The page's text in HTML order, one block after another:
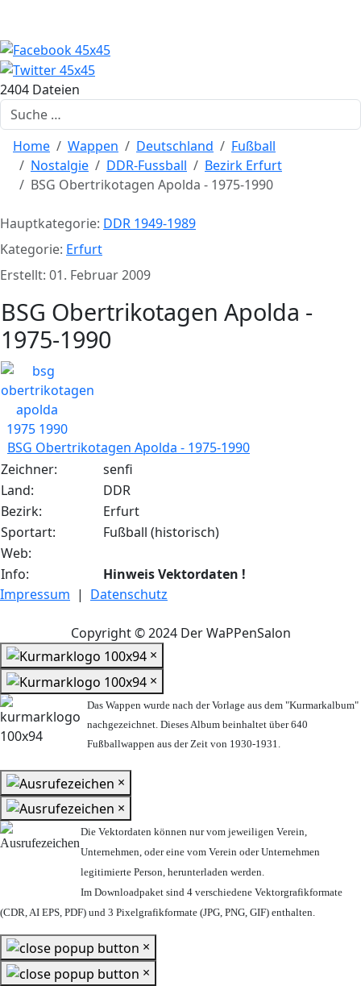
2404 Dateien
Suchen
Home Wappen Deutschland
Fußball
Nostalgie
DDR-Fussball
Bezirk Erfurt
BSG Obertrikotagen Apolda - 1975-1990
Hauptkategorie: DDR 1949-1989
Kategorie: Erfurt
Erstellt: 01. Februar 2009
BSG Obertrikotagen Apolda -
1975-1990
BSG Obertrikotagen Apolda - 1975-1990
Zeichner:
senfi
Land:
DDR
Bezirk:
Erfurt
Sportart:
Fußball (historisch)
Web:
Info:
Hinweis Vektordaten !
Impressum | Datenschutz
Copyright © 2024 Der WaPPenSalon
×
×
Das Wappen wurde nach der Vorlage aus dem "Kurmarkalbum"
nachgezeichnet. Dieses Album beinhaltet über 640
Fußballwappen aus der Zeit von 1930-1931.
×
×
Die Vektordaten können nur vom jeweiligen Verein,
Unternehmen, oder eine vom Verein oder Unternehmen
legitimierte Person, herunterladen werden.
Im Downloadpaket sind 4 verschiedene Vektorgrafikformate
(CDR, AI EPS, PDF) und 3 Pixelgrafikformate (JPG, PNG, GIF) enthalten.
×
×